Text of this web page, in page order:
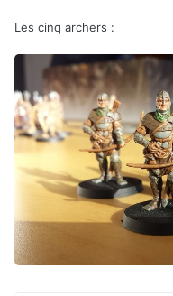
Les cinq archers :